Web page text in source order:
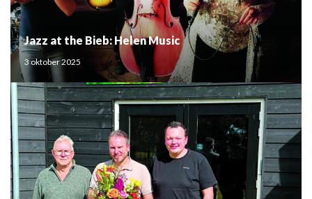
Jazz at the Bieb: Helen Music
3 oktober 2025